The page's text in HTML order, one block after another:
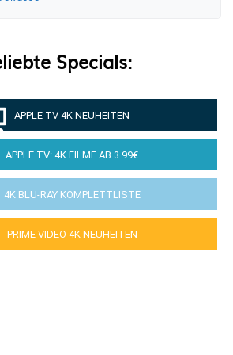
Specials:
APPLE TV 4K NEUHEITEN
APPLE TV: 4K FILME AB 3.99€
4K BLU-RAY KOMPLETTLISTE
PRIME VIDEO 4K NEUHEITEN